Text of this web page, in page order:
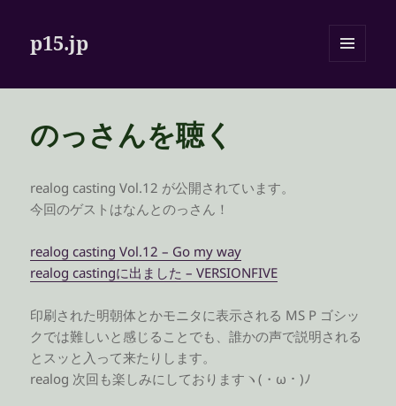
p15.jp
ーとウ
のっさんを聴く
realog casting Vol.12 が公開されています。
今回のゲストはなんとのっさん！
realog casting Vol.12 – Go my way
realog castingに出ました – VERSIONFIVE
印刷された明朝体とかモニタに表示される MS P ゴシッ
クでは難しいと感じることでも、誰かの声で説明される
とスッと入って来たりします。
realog 次回も楽しみにしておりますヽ(・ω・)ﾉ